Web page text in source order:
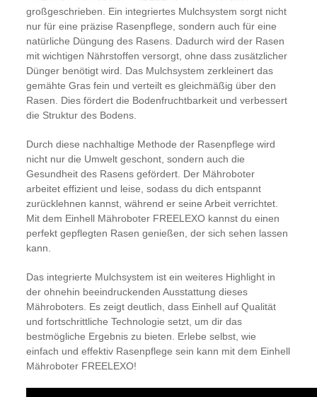
großgeschrieben. Ein integriertes Mulchsystem sorgt nicht
nur für eine präzise Rasenpflege, sondern auch für eine
natürliche Düngung des Rasens. Dadurch wird der Rasen
mit wichtigen Nährstoffen versorgt, ohne dass zusätzlicher
Dünger benötigt wird. Das Mulchsystem zerkleinert das
gemähte Gras fein und verteilt es gleichmäßig über den
Rasen. Dies fördert die Bodenfruchtbarkeit und verbessert
die Struktur des Bodens.
Durch diese nachhaltige Methode der Rasenpflege wird
nicht nur die Umwelt geschont, sondern auch die
Gesundheit des Rasens gefördert. Der Mähroboter
arbeitet effizient und leise, sodass du dich entspannt
zurücklehnen kannst, während er seine Arbeit verrichtet.
Mit dem Einhell Mähroboter FREELEXO kannst du einen
perfekt gepflegten Rasen genießen, der sich sehen lassen
kann.
Das integrierte Mulchsystem ist ein weiteres Highlight in
der ohnehin beeindruckenden Ausstattung dieses
Mähroboters. Es zeigt deutlich, dass Einhell auf Qualität
und fortschrittliche Technologie setzt, um dir das
bestmögliche Ergebnis zu bieten. Erlebe selbst, wie
einfach und effektiv Rasenpflege sein kann mit dem Einhell
Mähroboter FREELEXO!